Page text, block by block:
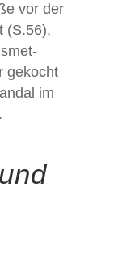
vor der
(S.56),
gekocht
im